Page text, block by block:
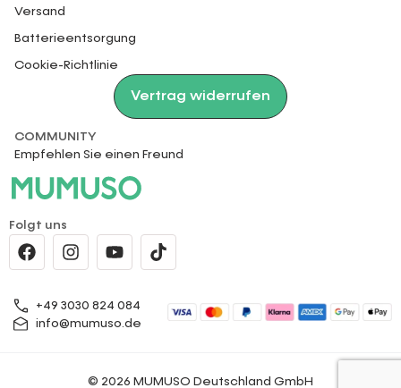
Folgt uns
Versand
Batterieentsorgung
Cookie-Richtlinie
Vertrag widerrufen
COMMUNITY
Empfehlen Sie einen Freund
+49 3030 824 084
info@mumuso.de
© 2026 MUMUSO Deutschland GmbH